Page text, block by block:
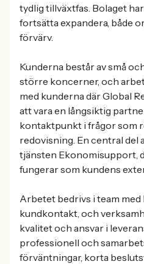
tydlig tillväxtfas. Bolaget
fortsätta expandera, både
förvärv.
Kunderna består av små
större koncerner, och
med kunderna där Global
att vara en långsiktig
kontaktpunkt i frågor som
redovisning. En central del
tjänsten Ekonomisupport,
fungerar som kundens
Arbetet bedrivs i team
kundkontakt, och
kvalitet och ansvar i
professionell och
förväntningar, korta